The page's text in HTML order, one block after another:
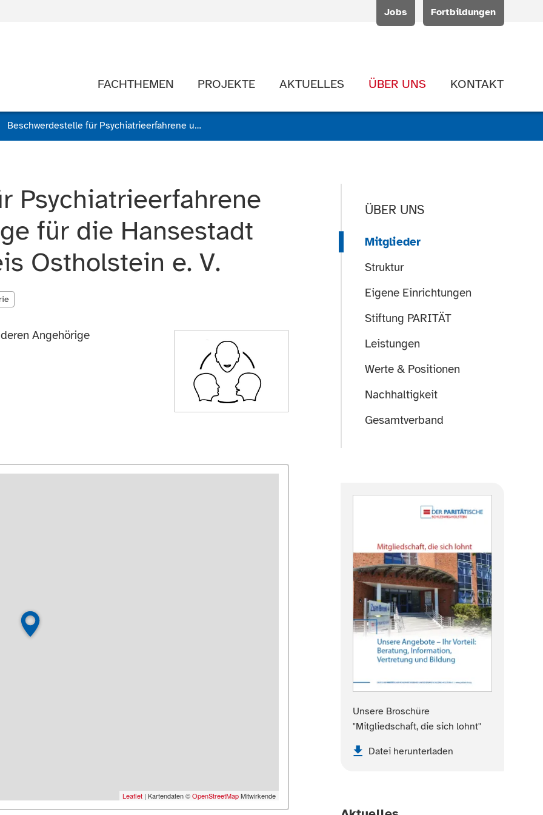
Jobs Fortbildungen
FACHTHEMEN PROJEKTE AKTUELLES ÜBER UNS KONTAKT
Beschwerdestelle für Psychiatrieerfahrene und deren Angehörige für die Hansestadt Lübeck und den Kreis Ostholstein e. V.
Psychiatrieerfahrene
für die Hansestadt
Ostholstein e. V.
Angehörige
Leaflet | Kartendaten ©OpenStreetMapMitwirkende
ÜBER UNS
Mitglieder
Struktur
Eigene Einrichtungen
Stiftung PARITÄT
Leistungen
Werte & Positionen
Nachhaltigkeit
Gesamtverband
Unsere Broschüre
"Mitgliedschaft, die sich lohnt"
Datei herunterladen